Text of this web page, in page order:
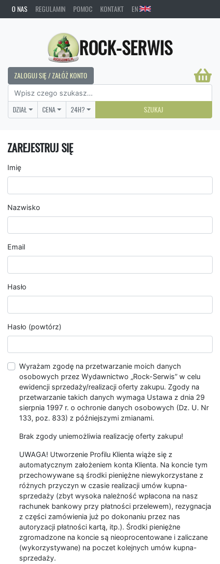
O NAS REGULAMIN POMOC KONTAKT EN
ROCK-SERWIS
ZALOGUJ SIĘ / ZAŁÓŻ KONTO
DZIAŁ CENA 24H? SZUKAJ
ZAREJESTRUJ SIĘ
Imię
Nazwisko
Email
Hasło
Hasło (powtórz)
Wyrażam zgodę na przetwarzanie moich danych
osobowych przez Wydawnictwo „Rock-Serwis” w celu
ewidencji sprzedaży/realizacji oferty zakupu. Zgody na
przetwarzanie takich danych wymaga Ustawa z dnia 29
sierpnia 1997 r. o ochronie danych osobowych (Dz. U. Nr
133, poz. 833) z późniejszymi zmianami.
Brak zgody uniemożliwia realizację oferty zakupu!
UWAGA! Utworzenie Profilu Klienta wiąże się z
automatycznym założeniem konta Klienta. Na koncie tym
przechowywane są środki pieniężne niewykorzystane z
różnych przyczyn w czasie realizacji umów kupna-
sprzedaży (zbyt wysoka należność wpłacona na nasz
rachunek bankowy przy płatności przelewem), rezygnacja
z części zamówienia już po dokonaniu przez nas
autoryzacji płatności kartą, itp.). Środki pieniężne
zgromadzone na koncie są nieoprocentowane i zaliczane
(wykorzystywane) na poczet kolejnych umów kupna-
sprzedaży.